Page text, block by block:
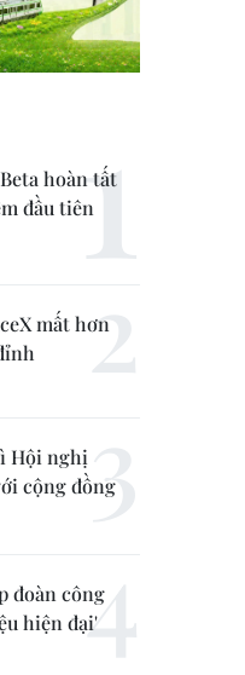
hoàn tất
đầu tiên
mất hơn
Hội nghị
cộng đồng
đoàn công
hiện đại'